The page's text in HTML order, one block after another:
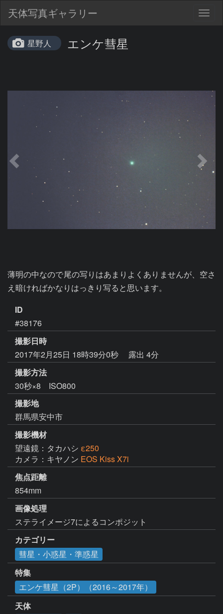
天体写真ギャラリー
星野人 エンケ彗星
薄明の中なので尾の写りはあまりよくありませんが、空さ
え暗ければかなりはっきり写ると思います。
ID
#38176
撮影日時
2017年2月25日 18時39分0秒
露出 4分
撮影方法
30秒×8 ISO800
撮影地
群馬県安中市
撮影機材
望遠鏡：タカハシ ε250
カメラ：キヤノン EOS Kiss X7i
焦点距離
854mm
画像処理
ステライメージ7によるコンポジット
カテゴリー
彗星・小惑星・準惑星
特集
エンケ彗星（2P）（2016～2017年）
天体